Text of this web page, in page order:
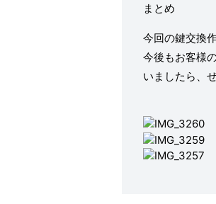
まとめ
今回の鍵交換
今後もお客様
いましたら、